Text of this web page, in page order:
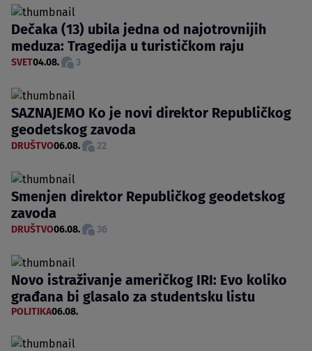
Dečaka (13) ubila jedna od najotrovnijih
meduza: Tragedija u turističkom raju
SVET04.08. 3
SAZNAJEMO Ko je novi direktor Republičkog
geodetskog zavoda
DRUŠTVO06.08. 22
Smenjen direktor Republičkog geodetskog
zavoda
DRUŠTVO06.08. 36
Novo istraživanje američkog IRI: Evo koliko
građana bi glasalo za studentsku listu
POLITIKA06.08.